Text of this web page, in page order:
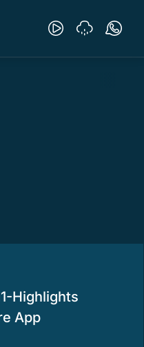
Highlights
App